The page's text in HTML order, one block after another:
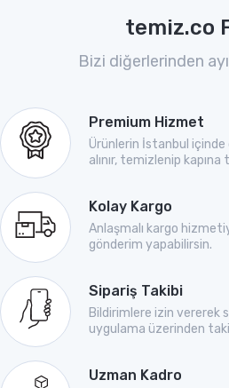
temiz.co
Bizi diğerlerinden
Premium Hizmet
Ürünlerin İstanbul içinde
alınır, temizlenip kapına
Kolay Kargo
Anlaşmalı kargo
gönderim yapabilirsin.
Sipariş Takibi
Bildirimlere izin vererek
uygulama üzerinden
Uzman Kadro